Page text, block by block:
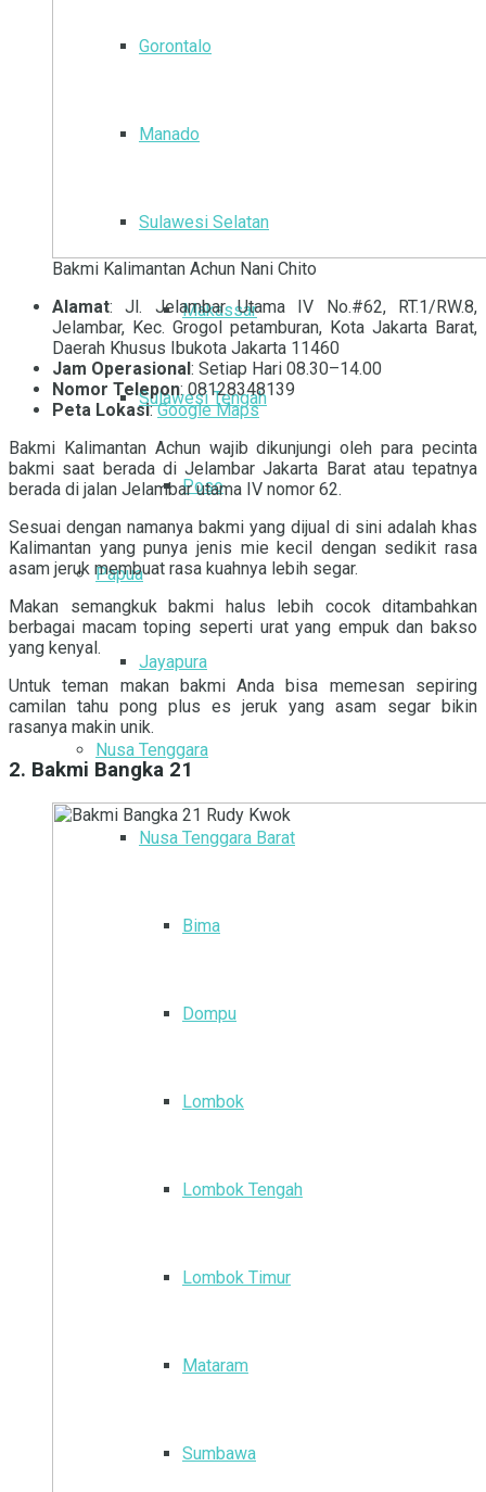
Gorontalo
Manado
Sulawesi Selatan
Makassar
Sulawesi Tengah
Poso
Papua
Jayapura
Nusa Tenggara
Nusa Tenggara Barat
Bima
Dompu
Lombok
Lombok Tengah
Lombok Timur
Mataram
Sumbawa
Bakmi Kalimantan Achun Nani Chito
Alamat: Jl. Jelambar Utama IV No.#62, RT.1/RW.8,
Jelambar, Kec. Grogol petamburan, Kota Jakarta Barat,
Daerah Khusus Ibukota Jakarta 11460
Jam Operasional : Setiap Hari 08.30–14.00
Nomor Telepon: 08128348139
Peta Lokasi:Google Maps
Bakmi Kalimantan Achun wajib dikunjungi oleh para pecinta
bakmi saat berada di Jelambar Jakarta Barat atau tepatnya
berada di jalan Jelambar utama IV nomor 62.
Sesuai dengan namanya bakmi yang dijual di sini adalah khas
Kalimantan yang punya jenis mie kecil dengan sedikit rasa
asam jeruk membuat rasa kuahnya lebih segar.
Makan semangkuk bakmi halus lebih cocok ditambahkan
berbagai macam toping seperti urat yang empuk dan bakso
yang kenyal.
Untuk teman makan bakmi Anda bisa memesan sepiring
camilan tahu pong plus es jeruk yang asam segar bikin
rasanya makin unik.
2. Bakmi Bangka 21